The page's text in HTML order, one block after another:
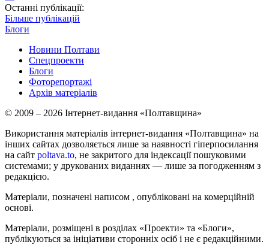
Останні публікації:
Більше публікацій
Блоги
Новини Полтави
Спецпроекти
Блоги
Фоторепортажі
Архів матеріалів
© 2009 – 2026 Інтернет-видання «Полтавщина»
Використання матеріалів інтернет-видання «Полтавщина» на
інших сайтах дозволяється лише за наявності гіперпосилання
на сайт poltava.to, не закритого для індексації пошуковими
системами; у друкованих виданнях — лише за погодженням з
редакцією.
Матеріали, позначені написом , опубліковані на комерційній
основі.
Матеріали, розміщені в розділах «Проекти» та «Блоги»,
публікуються за ініціативи сторонніх осіб і не є редакційними.